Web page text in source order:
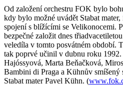
Od založení orchestru FOK bylo
kdy bylo možné uvádět Stabat
spojení s blížícími se Velikonocemi.
bezpečné založit dnes
veledíla v tomto posvátném období.
tak poprvé učinil v dubnu roku
Hajóssyová, Marta Beňačková,
Bambini di Praga a Kühnův
Stabat mater Pavel Kühn. (